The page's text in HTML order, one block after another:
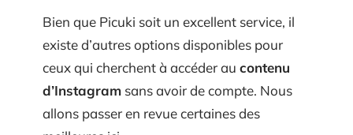
Bien que Picuki soit un excellent service, il
existe d’autres options disponibles pour
ceux qui cherchent à accéder au contenu
d’Instagram sans avoir de compte. Nous
allons passer en revue certaines des